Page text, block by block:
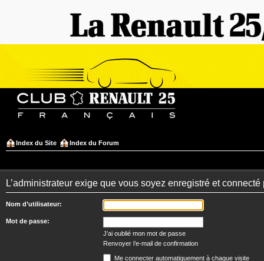
Index du Site Index du Forum
L’administrateur exige que vous soyez enregistré et
Nom d’utilisateur:
Mot de passe:
J’ai oublié mon mot de passe
Renvoyer l’e-mail de confirmation
Me connecter automatiquement à chaque visite